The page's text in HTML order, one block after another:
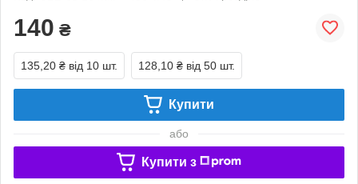
140 ₴
135,20 ₴ від 10 шт. 128,10 ₴ від 50 шт.
Купити
або
Купити з